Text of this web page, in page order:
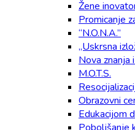
Žene
Promicanje
“N.O.N.A.”
„Uskrsna
Nova znanja
M.O.T.S.
Obrazovni
Edukacijom